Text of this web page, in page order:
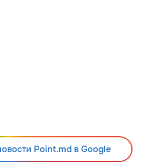
Point.md в Google